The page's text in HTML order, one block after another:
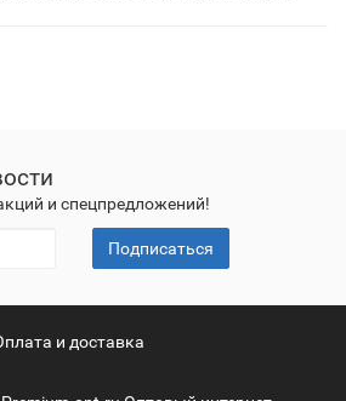
и спецпредложений!
Подписаться
и доставка